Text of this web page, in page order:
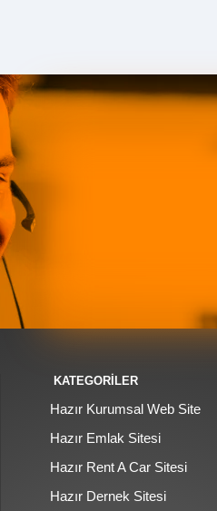
KATEGORİLER
Hazır Kurumsal Web Site
Hazır Emlak Sitesi
Hazır Rent A Car Sitesi
Hazır Dernek Sitesi